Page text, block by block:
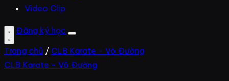
Video Clip
Đăng ký học
Trang chủ / CLB Karate - Võ Đường
CLB Karate - Võ Đường